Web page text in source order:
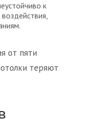
к
от пяти
теряют